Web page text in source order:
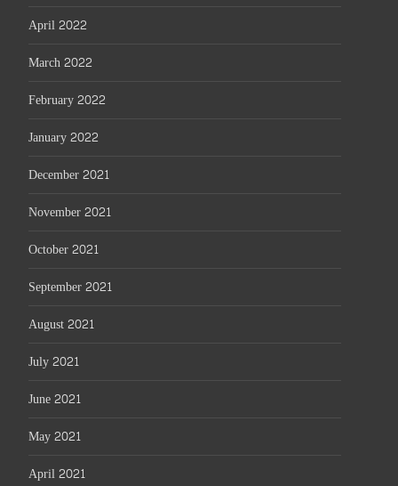
April 2022
March 2022
February 2022
January 2022
December 2021
November 2021
October 2021
September 2021
August 2021
July 2021
June 2021
May 2021
April 2021